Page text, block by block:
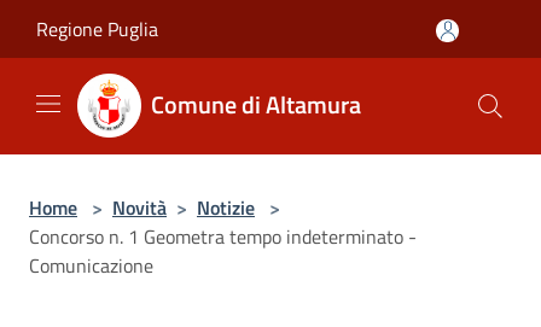
Regione Puglia
Comune di Altamura
Home > Novità > Notizie >
Concorso n. 1 Geometra tempo indeterminato -
Comunicazione